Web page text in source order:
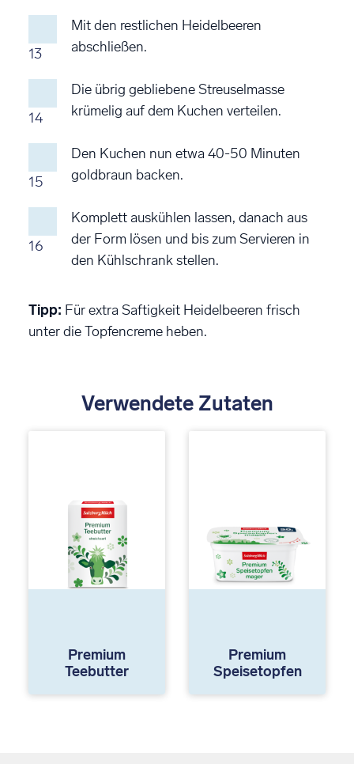
13
Mit den restlichen Heidelbeeren
abschließen.
14
Die übrig gebliebene Streuselmasse
krümelig auf dem Kuchen verteilen.
15
Den Kuchen nun etwa 40-50 Minuten
goldbraun backen.
16
Komplett auskühlen lassen, danach aus
der Form lösen und bis zum Servieren in
den Kühlschrank stellen.
Tipp: Für extra Saftigkeit Heidelbeeren frisch
unter die Topfencreme heben.
Verwendete Zutaten
Premium
Teebutter
Premium
Speisetopfen